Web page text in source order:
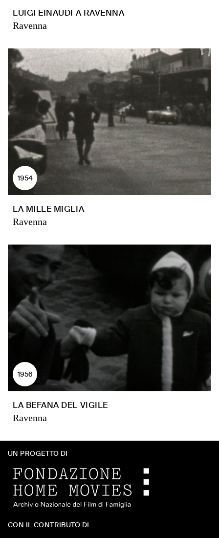
LUIGI EINAUDI A RAVENNA
Ravenna
1954
LA MILLE MIGLIA
Ravenna
1956
LA BEFANA DEL VIGILE
Ravenna
UN PROGETTO DI
CON IL CONTRIBUTO DI